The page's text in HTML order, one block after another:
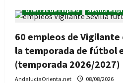
Ofertas de Empleo
Sevilla
60 empleos de
la temporada de fútbol
(temporada 2026/2027)
AndaluciaOrienta.net
08/08/2026